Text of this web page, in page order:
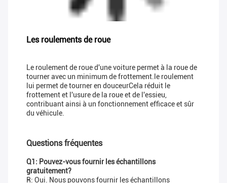
Les roulements de roue
Le roulement de roue d'une voiture permet à la roue de
tourner avec un minimum de frottement.le roulement
lui permet de tourner en douceurCela réduit le
frottement et l'usure de la roue et de l'essieu,
contribuant ainsi à un fonctionnement efficace et sûr
du véhicule.
Questions fréquentes
Q1: Pouvez-vous fournir les échantillons
gratuitement?
R: Oui. Nous pouvons fournir les échantillons